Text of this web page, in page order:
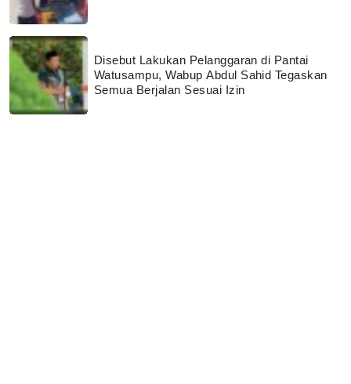
Disebut Lakukan Pelanggaran di Pantai
Watusampu, Wabup Abdul Sahid Tegaskan
Semua Berjalan Sesuai Izin